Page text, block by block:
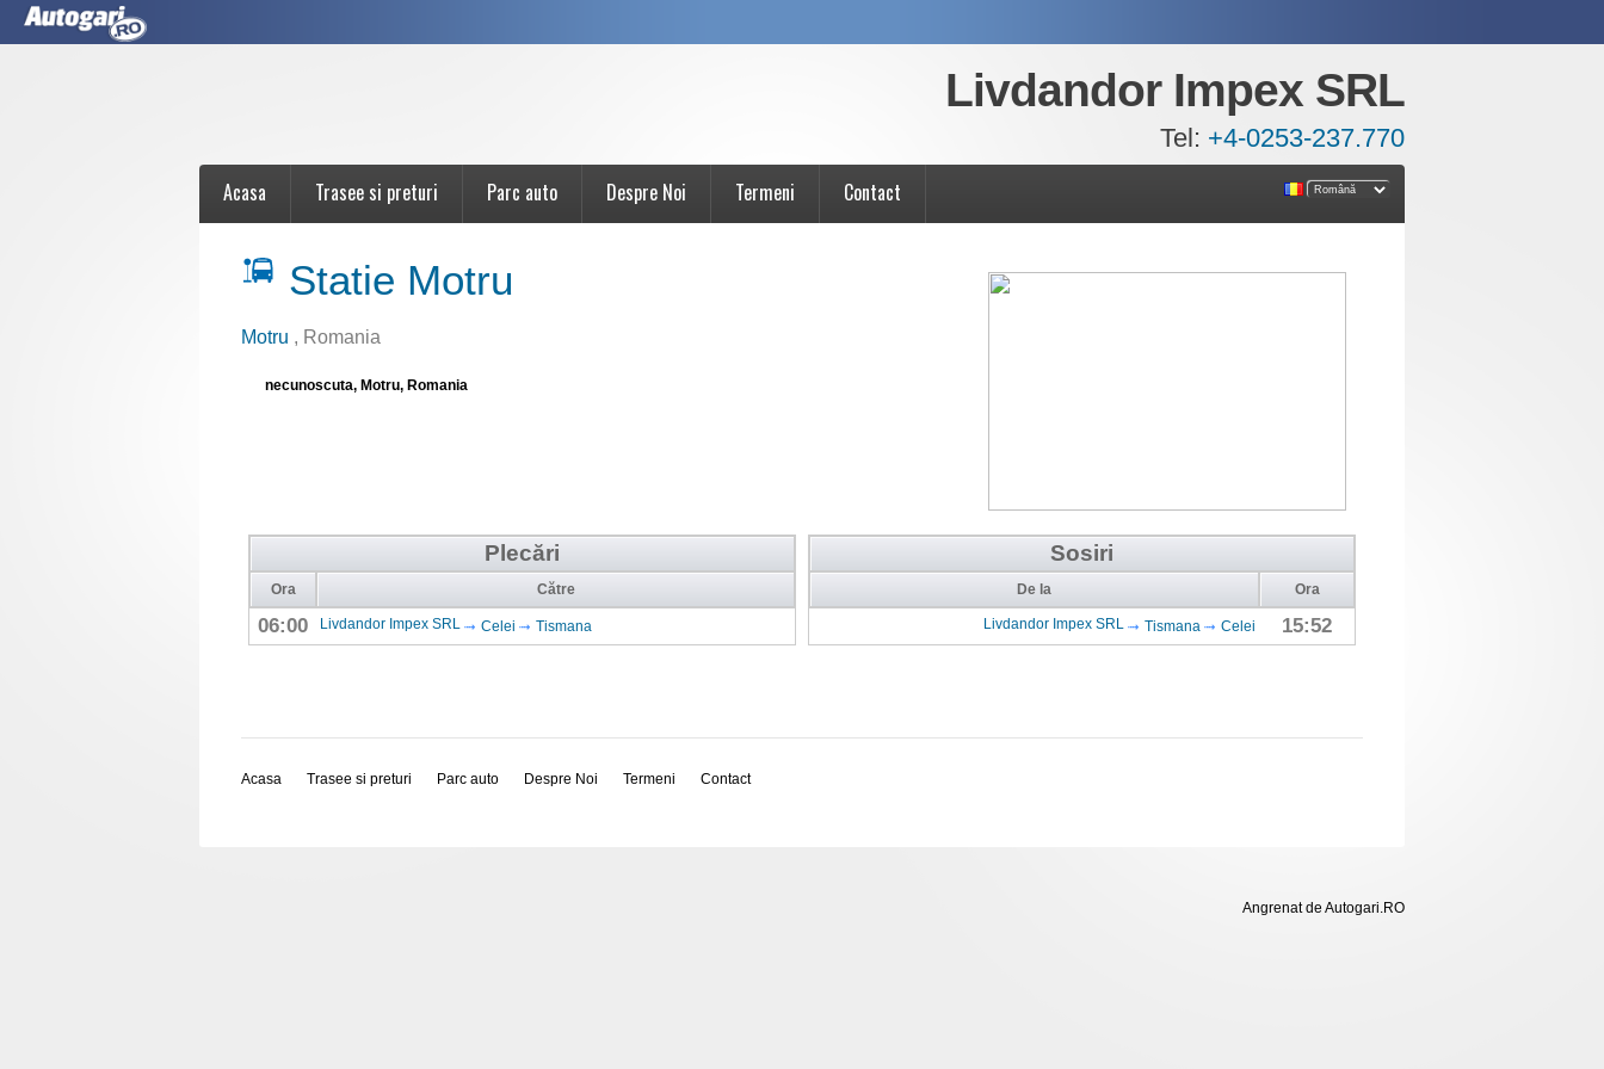
Livdandor Impex SRL
Tel: +4-0253-237.770
Acasa Trasee si preturi Parc auto Despre Noi Termeni Contact
Statie Motru
Motru , Romania
necunoscuta, Motru, Romania
Plecări
Ora Către
06:00 Livdandor Impex SRL Celei Tismana
Sosiri
De la Ora
Livdandor Impex SRL Tismana Celei 15:52
Acasa Trasee si preturi Parc auto Despre Noi Termeni Contact
Angrenat de Autogari.RO